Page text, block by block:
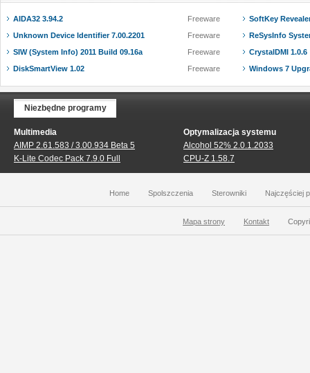
AIDA32 3.94.2
Freeware
Unknown Device Identifier 7.00.2201
Freeware
SIW (System Info) 2011 Build 09.16a
Freeware
DiskSmartView 1.02
Freeware
SoftKey
ReSysInfo
CrystalDMI 1.0.6
Windows 7
Niezbędne programy
Multimedia
AIMP 2.61.583 / 3.00.934 Beta 5
K-Lite Codec Pack 7.9.0 Full
Optymalizacja systemu
Alcohol 52% 2.0.1.2033
CPU-Z 1.58.7
Home Spolszczenia Sterowniki Najczęściej
Mapa strony Kontakt